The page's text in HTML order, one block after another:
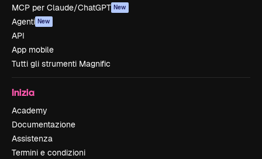
MCP per Claude/ChatGPT New
Agenti New
API
App mobile
Tutti gli strumenti Magnific
Inizia
Academy
Documentazione
Assistenza
Termini e condizioni